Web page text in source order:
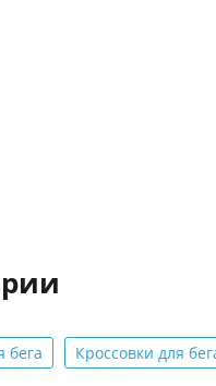
бега Кроссовки для